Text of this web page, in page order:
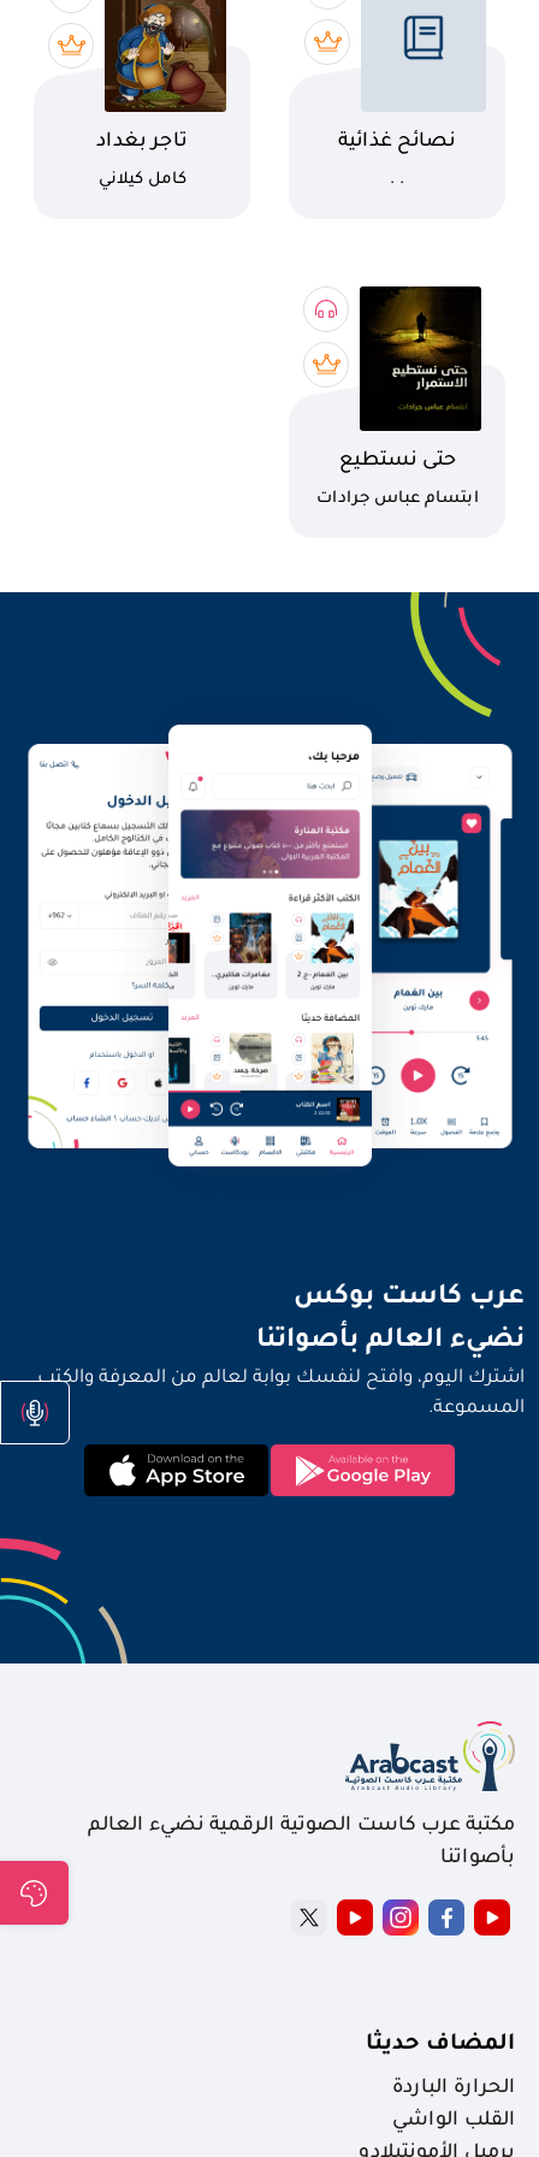
اسم الكتاب
نصائح غذائية
كاتب
. .
اسم الكتاب
تاجر بغداد
كاتب
كامل كيلاني
اسم الكتاب
حتى نستطيع
الاستمراركاتب
ابتسام عباس جرادات
عرب كاست بوكس
نضيء العالم بأصواتنا
اشترك اليوم، وافتح لنفسك بوابة لعالم من المعرفة والكتب
المسموعة.
مكتبة عرب كاست الصوتية الرقمية نضيء العالم
بأصواتنا
المضاف حديثا
الحرارة الباردة
القلب الواشي